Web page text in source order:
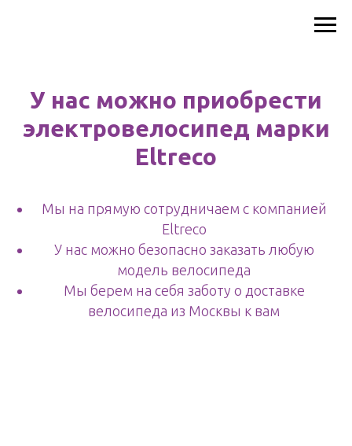
У нас можно приобрести
электровелосипед марки
Eltreco
Мы на прямую сотрудничаем с компанией
Eltreco
У нас можно безопасно заказать любую
модель велосипеда
Мы берем на себя заботу о доставке
велосипеда из Москвы к вам